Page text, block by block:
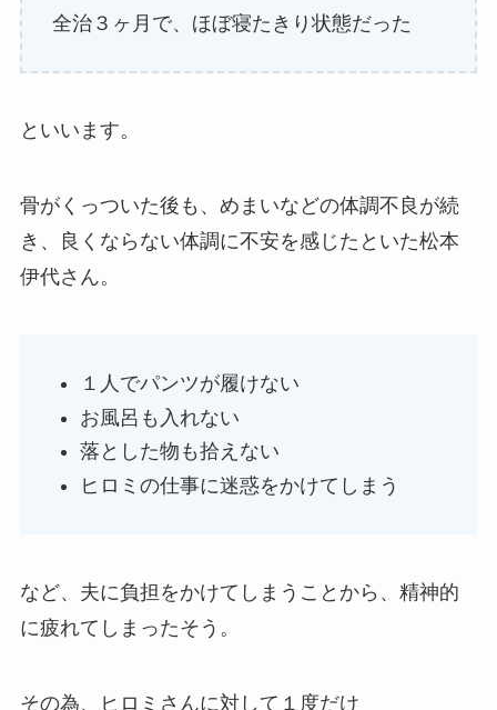
全治３ヶ月で、ほぼ寝たきり状態だった
といいます。
骨がくっついた後も、めまいなどの体調不良が続
き、良くならない体調に不安を感じたといた松本
伊代さん。
１人でパンツが履けない
お風呂も入れない
落とした物も拾えない
ヒロミの仕事に迷惑をかけてしまう
など、夫に負担をかけてしまうことから、精神的
に疲れてしまったそう。
その為、ヒロミさんに対して１度だけ